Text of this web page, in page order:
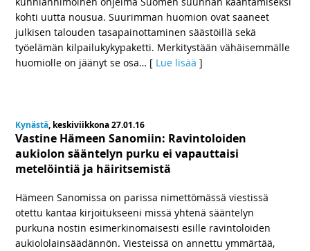
kohti uutta nousua. Suurimman huomion ovat saaneet
julkisen talouden tasapainottaminen säästöillä sekä
työelämän kilpailukykypaketti. Merkitystään vähäisemmälle
huomiolle on jäänyt se osa… [ Lue lisää ]
Kynästä, keskiviikkona 27.01.16
Vastine Hämeen Sanomiin: Ravintoloiden
aukiolon sääntelyn purku ei vapauttaisi
metelöintiä ja häiritsemistä
Hämeen Sanomissa on parissa nimettömässä viestissä
otettu kantaa kirjoitukseeni missä yhtenä sääntelyn
purkuna nostin esimerkinomaisesti esille ravintoloiden
aukiololainsäädännön. Viesteissä on annettu ymmärtää,